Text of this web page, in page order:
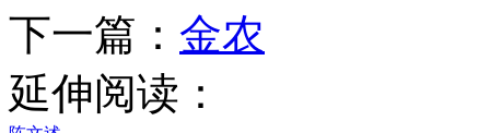
下一篇： 金农
延伸阅读：